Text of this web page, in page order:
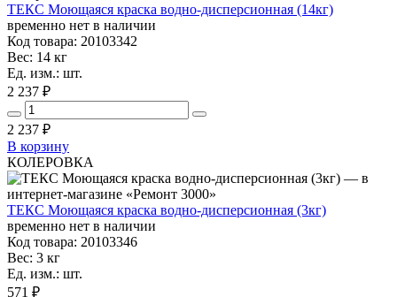
ТЕКС Моющаяся краска водно-дисперсионная (14кг)
временно нет в наличии
Код товара: 20103342
Вес: 14 кг
Ед. изм.: шт.
2 237 ₽
2 237 ₽
В корзину
КОЛЕРОВКА
ТЕКС Моющаяся краска водно-дисперсионная (3кг)
временно нет в наличии
Код товара: 20103346
Вес: 3 кг
Ед. изм.: шт.
571 ₽